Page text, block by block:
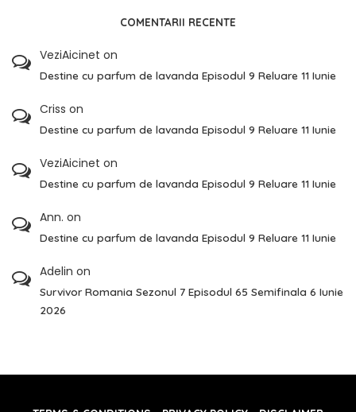
COMENTARII RECENTE
VeziAicinet on
Destine cu parfum de lavanda Episodul 9 Reluare 11 Iunie
Criss on
Destine cu parfum de lavanda Episodul 9 Reluare 11 Iunie
VeziAicinet on
Destine cu parfum de lavanda Episodul 9 Reluare 11 Iunie
Ann. on
Destine cu parfum de lavanda Episodul 9 Reluare 11 Iunie
Adelin on
Survivor Romania Sezonul 7 Episodul 65 Semifinala 6 Iunie
2026